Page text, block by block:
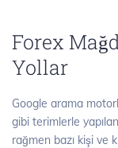
Forex
Yollar
Google arama
gibi terimlerle
rağmen bazı kişi ve